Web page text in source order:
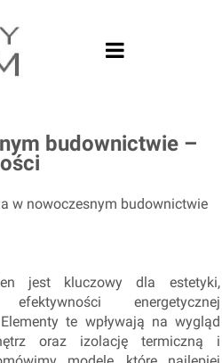
budownictwie –
w nowoczesnym budownictwie
jest kluczowy dla estetyki,
energetycznej
te wpływają na wygląd
oraz izolację termiczną i